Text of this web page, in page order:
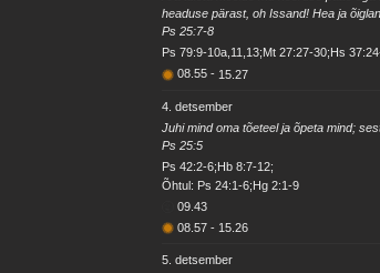
headuse pärast, oh Issand! Hea ja
Ps 25:7-8
Ps 79:9-10a,11,13;Mt 27:27-30;Hs
08.55- 15.27
4. detsember
Juhi mind oma tõeteel ja õpeta mind;
Ps 25:5
Ps 42:2-6;Hb 8:7-12;
Õhtul: Ps 24:1-6;Hg 2:1-9
09.43
08.57- 15.26
5. detsember